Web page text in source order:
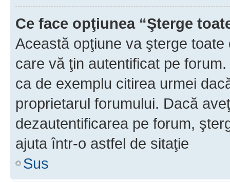
Ce face opţiunea “Şterge
Această opţiune va şterge
care vă ţin autentificat pe
ca de exemplu citirea urmei
proprietarul forumului. Dacă
dezautentificarea pe forum,
ajuta într-o astfel de sitaţie
Sus